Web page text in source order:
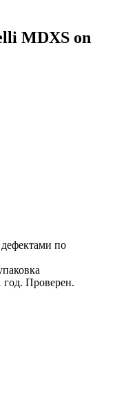
MDXS on
по
год. Проверен.